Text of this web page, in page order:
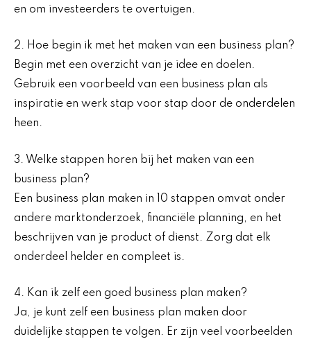
en om investeerders te overtuigen.
2. Hoe begin ik met het maken van een business plan?
Begin met een overzicht van je idee en doelen.
Gebruik een voorbeeld van een business plan als
inspiratie en werk stap voor stap door de onderdelen
heen.
3. Welke stappen horen bij het maken van een
business plan?
Een business plan maken in 10 stappen omvat onder
andere marktonderzoek, financiële planning, en het
beschrijven van je product of dienst. Zorg dat elk
onderdeel helder en compleet is.
4. Kan ik zelf een goed business plan maken?
Ja, je kunt zelf een business plan maken door
duidelijke stappen te volgen. Er zijn veel voorbeelden